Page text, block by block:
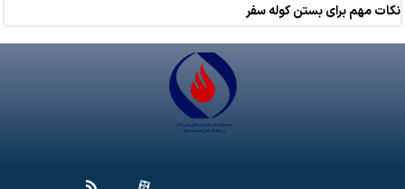
نکات مهم برای بستن کوله سفر